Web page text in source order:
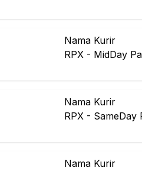
Nama Kurir
RPX - MidDay
Nama Kurir
RPX - SameDay
Nama Kurir